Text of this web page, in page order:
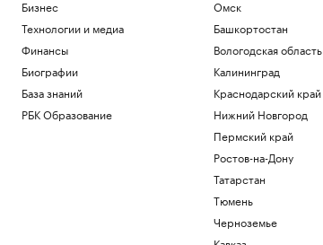
Бизнес
Технологии и медиа
Финансы
Биографии
База знаний
РБК Образование
Омск
Башкортостан
Вологодская область
Калининград
Краснодарский край
Нижний Новгород
Пермский край
Ростов-на-Дону
Татарстан
Тюмень
Черноземье